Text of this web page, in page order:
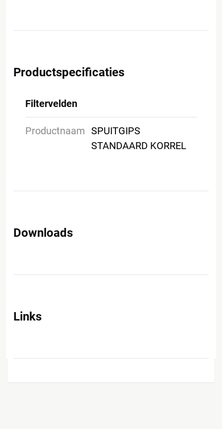
Productspecificaties
Filtervelden
Productnaam SPUITGIPS
STANDAARD KORREL
Downloads
Links